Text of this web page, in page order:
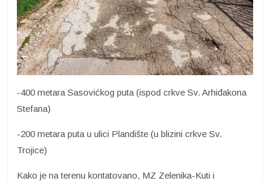
-400 metara Sasovićkog puta (ispod crkve Sv. Arhiđakona
Stefana)
-200 metara puta u ulici Plandište (u blizini crkve Sv.
Trojice)
Kako je na terenu kontatovano, MZ Zelenika-Kuti i